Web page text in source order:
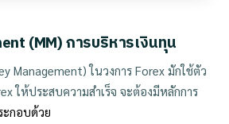
(MM) การบริหารเงินทุน
Management) ในวงการ Forex มักใช้ตัว
ให้ประสบความสำเร็จ จะต้องมีหลักการ
กอบด้วย